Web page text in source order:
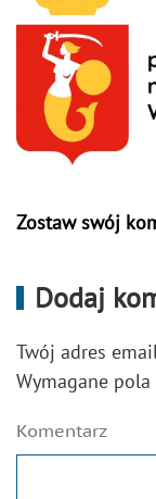
Zostaw swój
Dodaj
Twój adres
Wymagane
Komentarz